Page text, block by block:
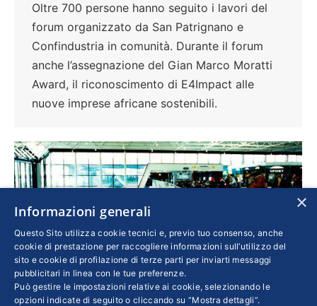
Oltre 700 persone hanno seguito i lavori del
forum organizzato da San Patrignano e
Confindustria in comunità. Durante il forum
anche l’assegnazione del Gian Marco Moratti
Award, il riconoscimento di E4Impact alle
nuove imprese africane sostenibili.
×
Informazioni generali
Questo Sito utilizza cookie tecnici e, previo tuo consenso, anche
cookie di prestazione per raccogliere informazioni sull’utilizzo del
sito e cookie di profilazione di terze parti per inviarti messaggi
pubblicitari in linea con le tue preferenze.
Può gestire le impostazioni relative ai cookie, selezionando le
opzioni indicate di seguito o cliccando su “Mostra dettagli”.